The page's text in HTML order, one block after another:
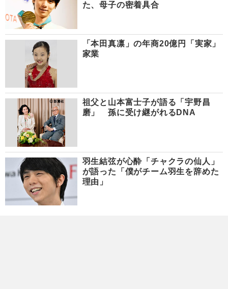
た、母子の密着具合
「本田真凛」の年商20億円「実家」
家業
祖父と山本富士子が語る「宇野昌
磨」 孫に受け継がれるDNA
羽生結弦が心酔「チャクラの仙人」
が語った「僕がチーム羽生を辞めた
理由」